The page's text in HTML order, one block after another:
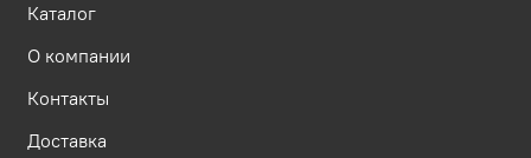
Каталог
О компании
Контакты
Доставка